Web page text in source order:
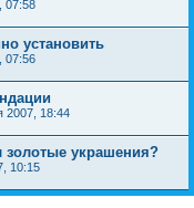
07:58
установить
07:56
2007, 18:44
золотые украшения?
10:15